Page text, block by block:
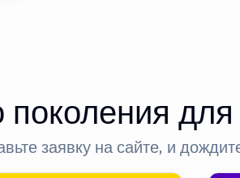
поколения
заявку на сайте, и